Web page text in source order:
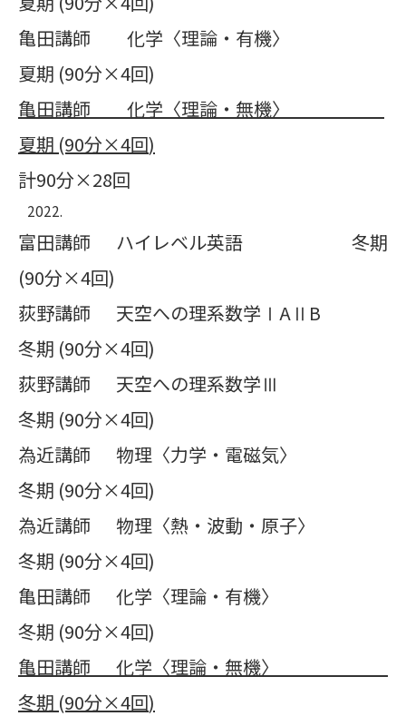
亀田講師 化学〈理論・有機〉
夏期 (90分×4回)
亀田講師 化学〈理論・無機〉
夏期 (90分×4回)
計90分×28回
富田講師 ハイレベル英語 冬期
(90分×4回)
荻野講師 天空への理系数学ⅠAⅡB
冬期 (90分×4回)
荻野講師 天空への理系数学Ⅲ
冬期 (90分×4回)
為近講師 物理〈力学・電磁気〉
冬期 (90分×4回)
為近講師 物理〈熱・波動・原子〉
冬期 (90分×4回)
亀田講師 化学〈理論・有機〉
冬期 (90分×4回)
亀田講師 化学〈理論・無機〉
冬期 (90分×4回)